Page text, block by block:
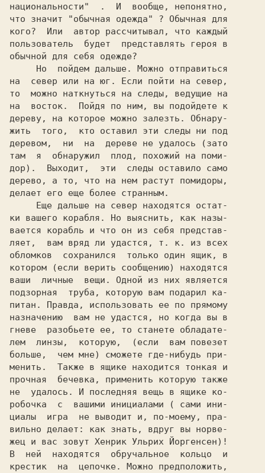
национальности"  .  И  вообще, непонятно,
что значит
"обычная одежда" ? Обычная для
кого?  Или  автор рассчитывал, что каждый
пользователь  будет  представлять героя в
обычной для себя одежде?
на  север или на юг. Если пойти на север,
то  можно наткнуться на следы, ведущие на
на  восток.  Пойдя по ним, вы подойдете к
дереву, на которое можно залезть. Обнару-
жить  того,  кто оставил эти следы ни под
деревом,  ни  на  дереве не удалось (зато
там  я  обнаружил  плод, похожий на поми-
дор).  Выходит,  эти  следы оставило само
дерево, а то, что на нем растут помидоры,
делает его еще более странным.
ки вашего корабля. Но выяснить, как назы-
вается корабль и что он из себя представ-
ляет,  вам вряд ли удастся, т. к. из всех
обломков  сохранился  только один ящик, в
котором (если верить сообщению) находятся
ваши  личные  вещи. Одной из них является
подзорная  труба, которую вам подарил ка-
питан. Правда, использовать ее по прямому
назначению  вам не удастся, но когда вы в
гневе  разобьете ее, то станете обладате-
лем  линзы,  которую,  (если  вам повезет
больше,  чем мне) сможете где-нибудь при-
менить.  Также в ящике находится тонкая и
прочная  бечевка, применить которую также
не  удалось. И последняя вещь в ящике ко-
робочка  с  вашими инициалами ( сами ини-
циалы  игра  не выводит и, по-моему, пра-
вильно делает: как знать, вдруг вы норве-
жец и вас зовут Хенрик Ульрих Йоргенсен)!
В  ней  находятся  обручальное  кольцо  и
крестик  на  цепочке. Можно предположить,